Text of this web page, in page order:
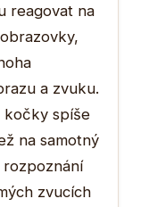
reagovat na
a zvuku.
kočky spíše
na samotný
rozpoznání
zvucích